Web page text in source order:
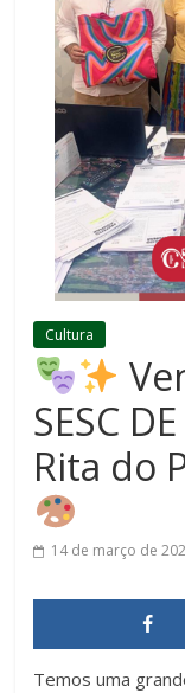
Cultura
SESC
Rita do
14 de março de
Temos uma